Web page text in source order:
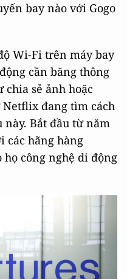
bay nào với Gogo
Wi-Fi trên máy bay
cần băng thông
sẻ ảnh hoặc
đang tìm cách
Bắt đầu từ năm
các hãng hàng
công nghệ di động